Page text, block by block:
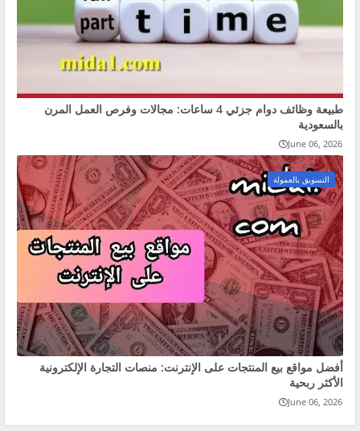
طبيعة وظائف دوام جزئي 4 ساعات: مجالات وفرص العمل المرن
بالسعودية
June 06, 2026
التسويق بالعمولة
أفضل مواقع بيع المنتجات على الإنترنت: منصات التجارة الإلكترونية
الأكثر ربحية
June 06, 2026